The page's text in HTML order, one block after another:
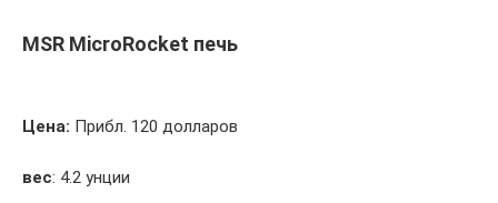
MSR MicroRocket печь
Цена: Прибл. 120 долларов
вес: 4.2 унции